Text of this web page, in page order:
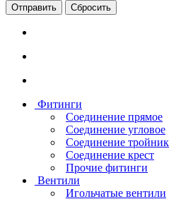
Сбросить
Фитинги
Соединение прямое
Соединение угловое
Соединение тройник
Соединение крест
Прочие фитинги
Вентили
Игольчатые вентили